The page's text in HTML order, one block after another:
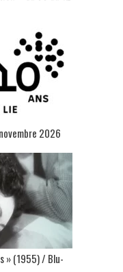
2026
» (1955) / Blu-